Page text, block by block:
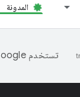
المدونة
تستخدم Google تكنولوجيا الذكاء الاصطناعي لترجمة المحتوى إلى لغتك المفضّلة، وقد تتضمّن بعض الأخطاء.